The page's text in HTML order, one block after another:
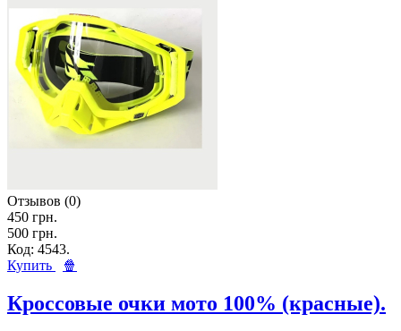
Отзывов (0)
450 грн.
500 грн.
Код: 4543.
Купить
🍿
Кроссовые очки мото 100% (красные).